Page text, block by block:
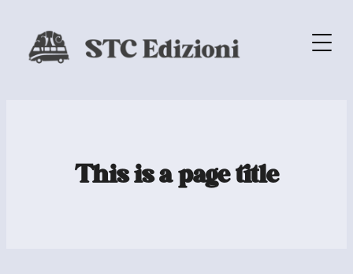
This is a page title